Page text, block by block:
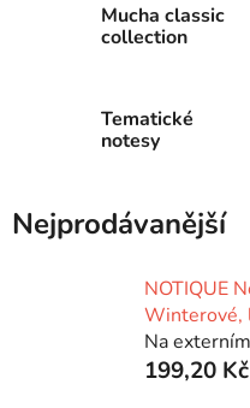
Mucha classic
collection
Tematické
notesy
Nejprodávanější
NOTIQUE
Winterové,
Na
199,20 Kč